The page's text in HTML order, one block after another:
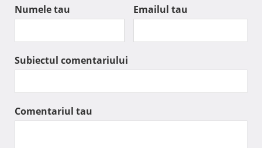
Numele tau Emailul tau
Subiectul comentariului
Comentariul tau